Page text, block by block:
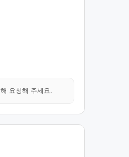
요청해 주세요.